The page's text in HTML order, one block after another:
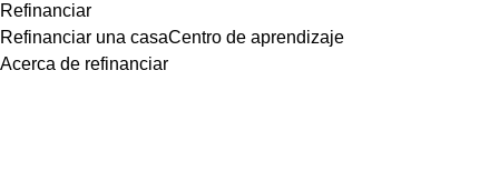
Refinanciar
Refinanciar una casaCentro de aprendizaje
Acerca de refinanciar